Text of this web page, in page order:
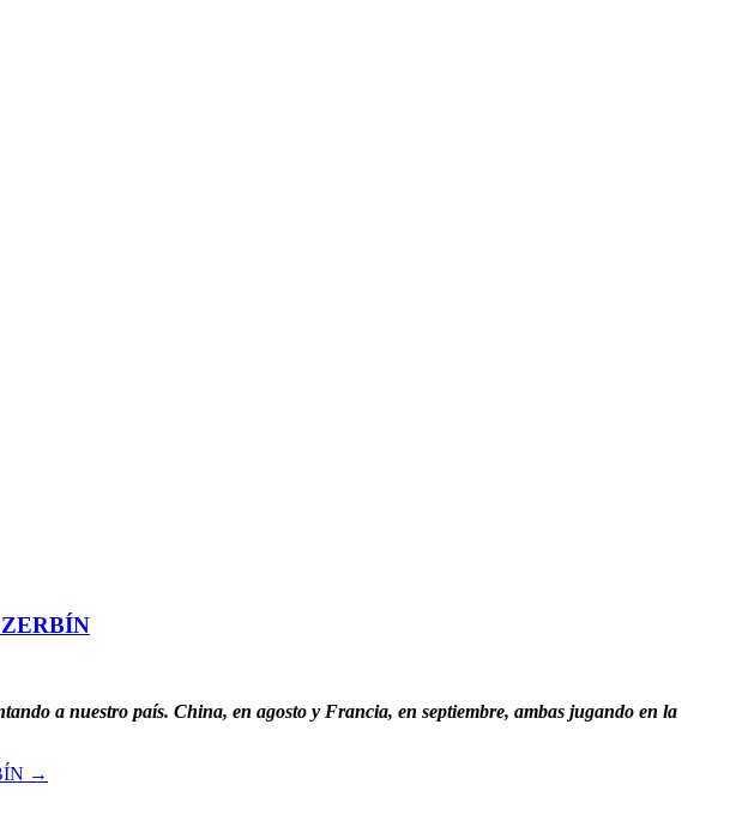
a nuestro país. China, en agosto y Francia, en septiembre, ambas jugando en la
→